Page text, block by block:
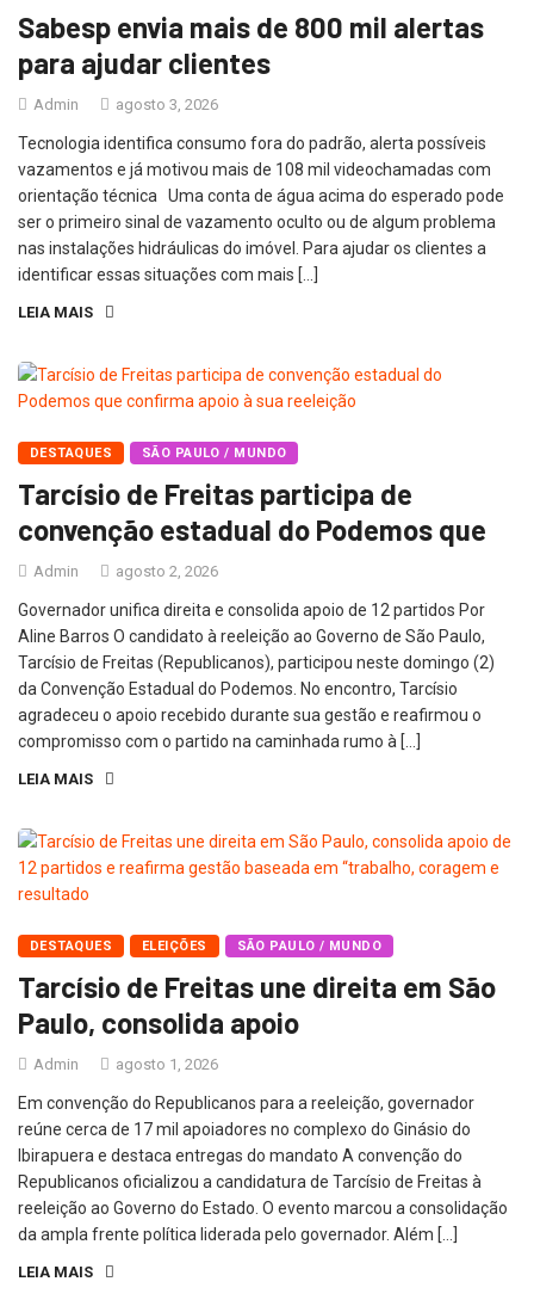
Sabesp envia mais de 800 mil alertas
para ajudar clientes
Admin agosto 3, 2026
Tecnologia identifica consumo fora do padrão, alerta possíveis
vazamentos e já motivou mais de 108 mil videochamadas com
orientação técnica Uma conta de água acima do esperado pode
ser o primeiro sinal de vazamento oculto ou de algum problema
nas instalações hidráulicas do imóvel. Para ajudar os clientes a
identificar essas situações com mais […]
LEIA MAIS
DESTAQUES SÃO PAULO / MUNDO
Tarcísio de Freitas participa de
convenção estadual do Podemos que
Admin agosto 2, 2026
Governador unifica direita e consolida apoio de 12 partidos Por
Aline Barros O candidato à reeleição ao Governo de São Paulo,
Tarcísio de Freitas (Republicanos), participou neste domingo (2)
da Convenção Estadual do Podemos. No encontro, Tarcísio
agradeceu o apoio recebido durante sua gestão e reafirmou o
compromisso com o partido na caminhada rumo à […]
LEIA MAIS
DESTAQUES ELEIÇÕES SÃO PAULO / MUNDO
Tarcísio de Freitas une direita em São
Paulo, consolida apoio
Admin agosto 1, 2026
Em convenção do Republicanos para a reeleição, governador
reúne cerca de 17 mil apoiadores no complexo do Ginásio do
Ibirapuera e destaca entregas do mandato A convenção do
Republicanos oficializou a candidatura de Tarcísio de Freitas à
reeleição ao Governo do Estado. O evento marcou a consolidação
da ampla frente política liderada pelo governador. Além […]
LEIA MAIS